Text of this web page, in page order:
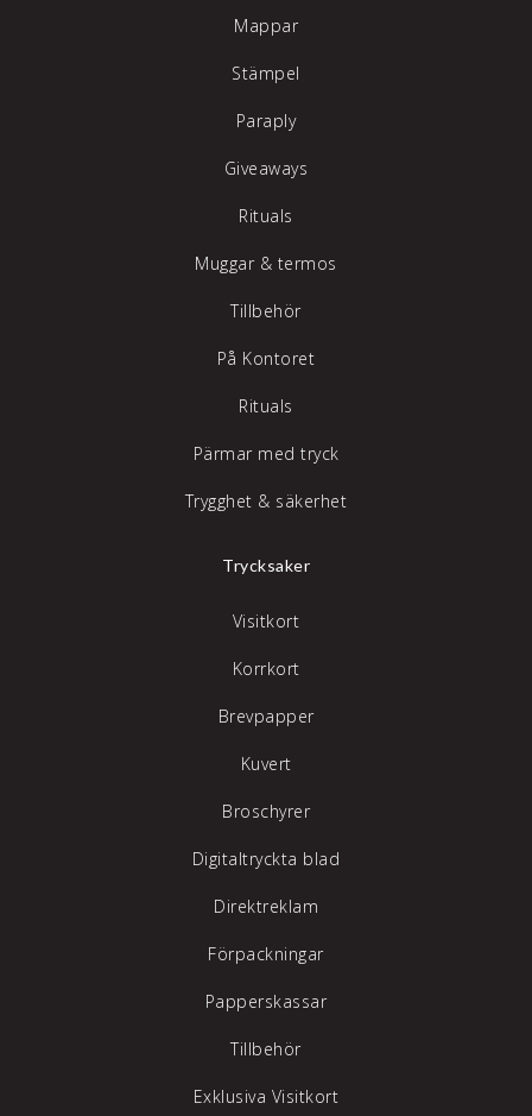
Mappar
Stämpel
Paraply
Giveaways
Rituals
Muggar & termos
Tillbehör
På Kontoret
Rituals
Pärmar med tryck
Trygghet & säkerhet
Trycksaker
Visitkort
Korrkort
Brevpapper
Kuvert
Broschyrer
Digitaltryckta blad
Direktreklam
Förpackningar
Papperskassar
Tillbehör
Exklusiva Visitkort